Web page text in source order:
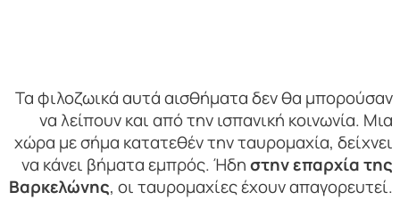
Τα φιλοζωικά αυτά αισθήματα δεν θα μπορούσαν
να λείπουν και από την ισπανική κοινωνία. Μια
χώρα με σήμα κατατεθέν την ταυρομαχία, δείχνει
να κάνει βήματα εμπρός. Ήδηστην επαρχία της
Βαρκελώνης, οι ταυρομαχίες έχουν απαγορευτεί.